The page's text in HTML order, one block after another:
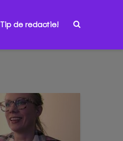
Tip de redactie!